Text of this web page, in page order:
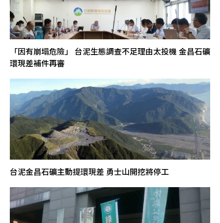
「因有崩塌危險」 台泥生態調查不足理由太投機 金昌石礦
環現差補件再審
台泥金昌石礦主動提環現差 勇士山開挖將停工